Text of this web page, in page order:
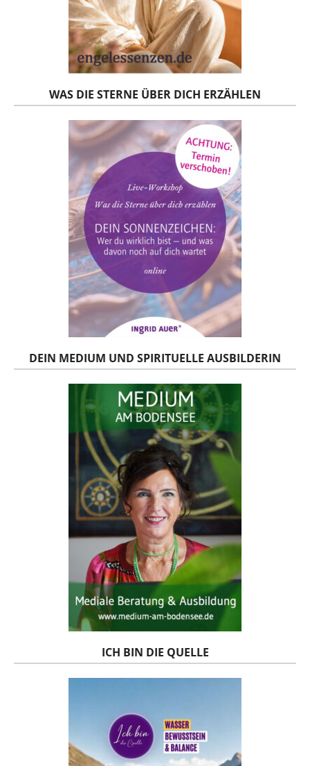
WAS DIE STERNE ÜBER DICH ERZÄHLEN
DEIN MEDIUM UND SPIRITUELLE AUSBILDERIN
ICH BIN DIE QUELLE